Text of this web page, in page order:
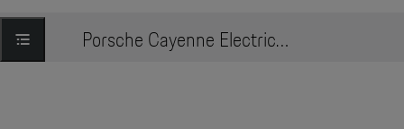
Macan
My Porsche
Porsche Cayenne Electric Coupé » Modell entdecken